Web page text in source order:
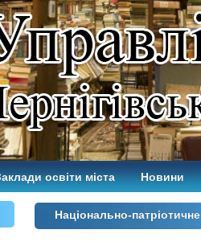
освіти міста Новини
Національно-